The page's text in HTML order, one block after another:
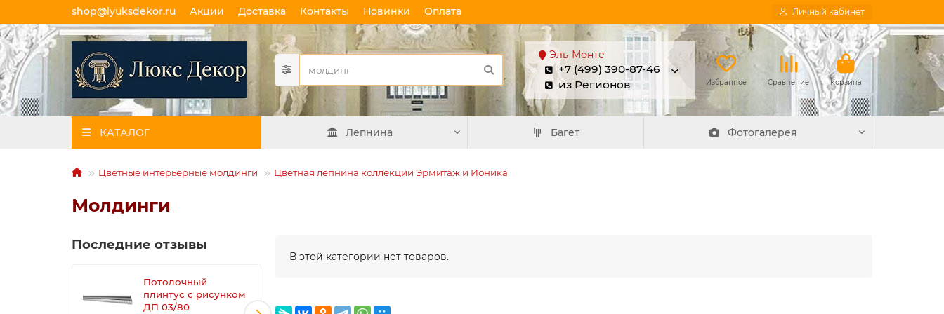
shop@lyuksdekor.ru Акции Доставка Контакты Новинки Оплата Личный кабинет
Эль-Монте
+7 (499) 390-87-46
из Регионов
Избранное Сравнение Корзина
КАТАЛОГ Лепнина Багет Фотогалерея
Цветные интерьерные молдинги Цветная лепнина коллекции Эрмитаж и Ионика
Молдинги
Последние отзывы
Потолочный
плинтус с рисунком
ДП 03/80
100/40
В этой категории нет товаров.